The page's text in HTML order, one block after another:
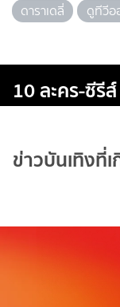
ดาราเดลี่
ดูทีวีอ
10 ละคร-ซีรี
ข่าวบันเทิงที่